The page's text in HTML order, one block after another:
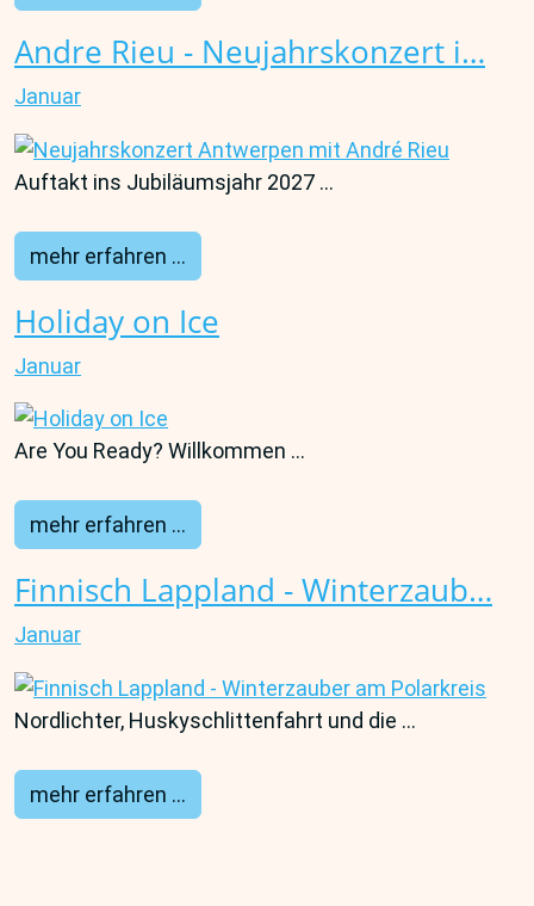
Andre Rieu - Neujahrskonzert i…
Januar
Auftakt ins Jubiläumsjahr 2027 ...
mehr erfahren ...
Holiday on Ice
Januar
Are You Ready? Willkommen ...
mehr erfahren ...
Finnisch Lappland - Winterzaub…
Januar
Nordlichter, Huskyschlittenfahrt und die ...
mehr erfahren ...